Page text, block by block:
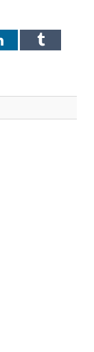
LinkedInTumblr